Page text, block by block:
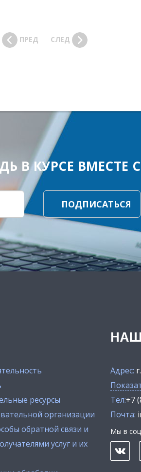
ПРЕД СЛЕД
В КУРСЕ ВМЕСТЕ
ПОДПИСАТЬСЯ
ресурсы
организации
обратной связи и
услуг и их
Адрес:
Тел:+7
Почта:
Мы в